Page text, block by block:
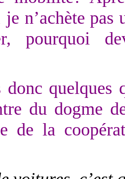
n’achète pas
pourquoi
donc quelques
du dogme
de la